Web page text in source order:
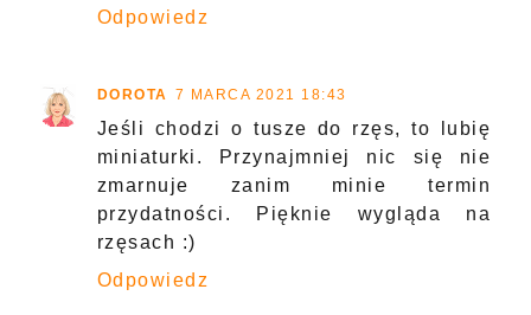
Odpowiedz
DOROTA 7 MARCA 2021 18:43
Jeśli chodzi o tusze do rzęs, to lubię
miniaturki. Przynajmniej nic się nie
zmarnuje zanim minie termin
przydatności. Pięknie wygląda na
rzęsach :)
Odpowiedz